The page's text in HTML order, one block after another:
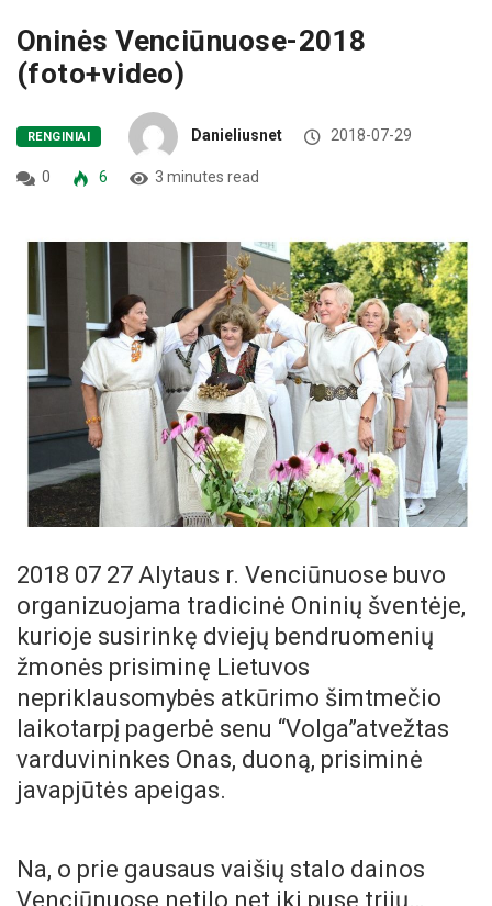
Oninės Venciūnuose-2018
(foto+video)
RENGINIAI Danieliusnet 2018-07-29
0 6 3 minutes read
2018 07 27 Alytaus r. Venciūnuose buvo
organizuojama tradicinė Oninių šventėje,
kurioje susirinkę dviejų bendruomenių
žmonės prisiminę Lietuvos
nepriklausomybės atkūrimo šimtmečio
laikotarpį pagerbė senu “Volga”atvežtas
varduvininkes Onas, duoną, prisiminė
javapjūtės apeigas.
Na, o prie gausaus vaišių stalo dainos
Venciūnuose netilo net iki pusę trijų…